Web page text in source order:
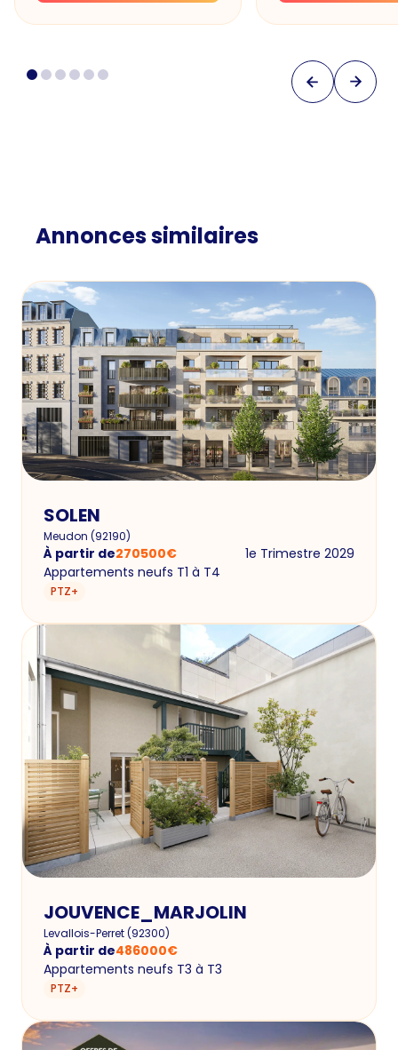
Annonces similaires
SOLEN
Meudon (92190)
À partir de270500€
1e Trimestre 2029
Appartements neufs T1 à T4
PTZ+
JOUVENCE_MARJOLIN
Levallois-Perret(92300)
À partir de486000€
Appartements neufs T3 à T3
PTZ+